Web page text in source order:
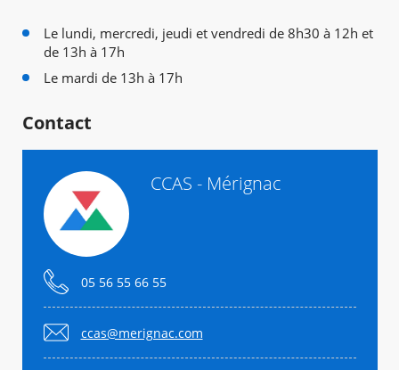
Le lundi, mercredi, jeudi et vendredi de 8h30 à 12h et
de 13h à 17h
Le mardi de 13h à 17h
Contact
CCAS - Mérignac
05 56 55 66 55
ccas@merignac.com